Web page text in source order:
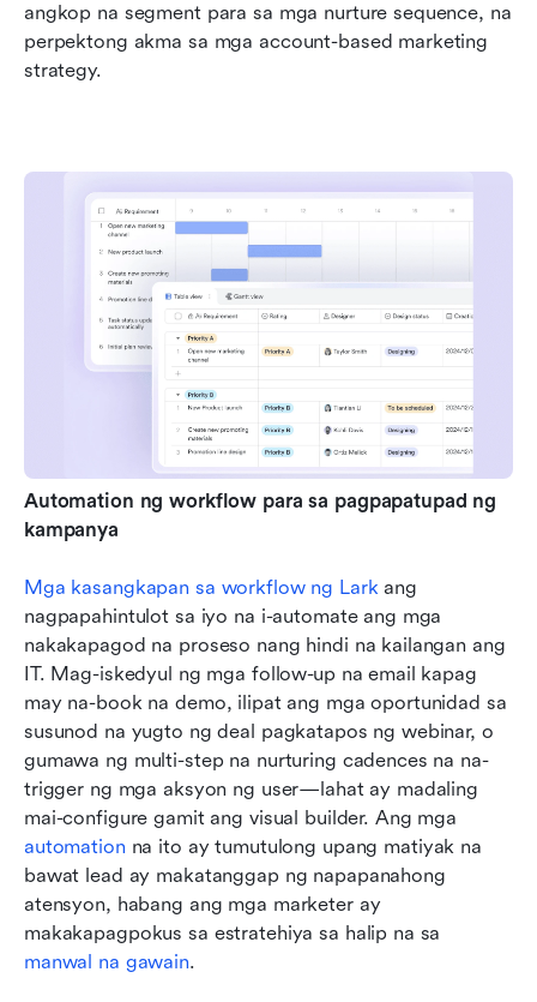
angkop na segment para sa mga nurture sequence, na
perpektong akma sa mga account-based marketing
strategy.
Automation ng workflow para sa pagpapatupad ng
kampanya
Mga kasangkapan sa workflow ng Lark ang
nagpapahintulot sa iyo na i-automate ang mga
nakakapagod na proseso nang hindi na kailangan ang
IT. Mag-iskedyul ng mga follow-up na email kapag
may na-book na demo, ilipat ang mga oportunidad sa
susunod na yugto ng deal pagkatapos ng webinar, o
gumawa ng multi-step na nurturing cadences na na-
trigger ng mga aksyon ng user—lahat ay madaling
automation na ito ay tumutulong upang matiyak na
bawat lead ay makatanggap ng napapanahong
atensyon, habang ang mga marketer ay
manwal na gawain.